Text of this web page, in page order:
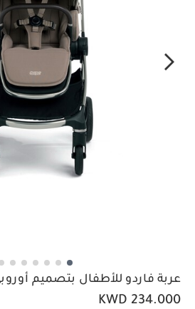
عربة فاردو للأطفال بتصميم
KWD 234.000